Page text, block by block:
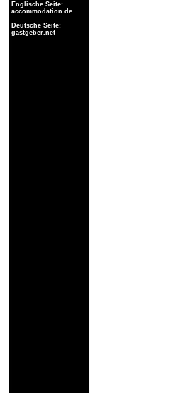
Englische Seite:
accommodation.de
Deutsche Seite:
gastgeber.net